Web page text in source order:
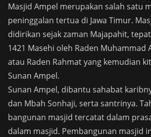
Masjid Ampel merupakan salah satu
peninggalan tertua di Jawa Timur.
didirikan sejak zaman Majapahit,
1421 Masehi oleh Raden Muhammad
atau Raden Rahmat yang kemudian
Sunan Ampel.
Sunan Ampel, dibantu sahabat
dan Mbah Sonhaji, serta santrinya.
bangunan masjid tercatat dalam
dalam masjid. Pembangunan masjid